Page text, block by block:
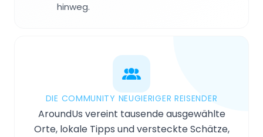
hinweg.
DIE COMMUNITY NEUGIERIGER REISENDER
AroundUs vereint tausende ausgewählte
Orte, lokale Tipps und versteckte Schätze,